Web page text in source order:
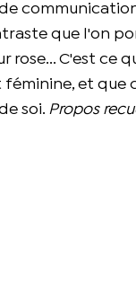
que l'on
C'est ce
et que
soi. Propos